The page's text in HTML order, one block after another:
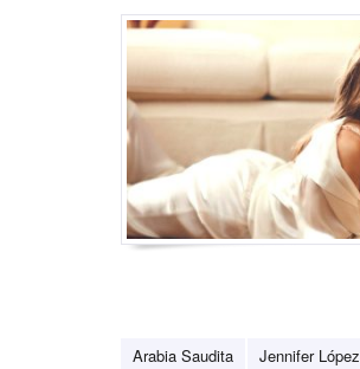
Arabia Saudita Jennifer López